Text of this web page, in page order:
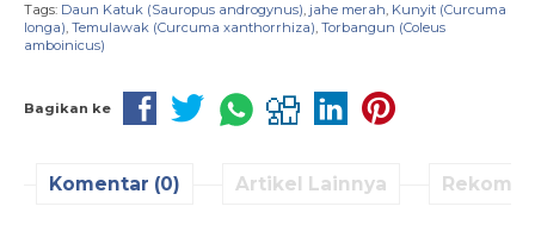
Tags: Daun Katuk (Sauropus androgynus), jahe merah, Kunyit (Curcuma
longa), Temulawak (Curcuma xanthorrhiza), Torbangun (Coleus
amboinicus)
Bagikan ke
Komentar (0) Artikel Lainnya